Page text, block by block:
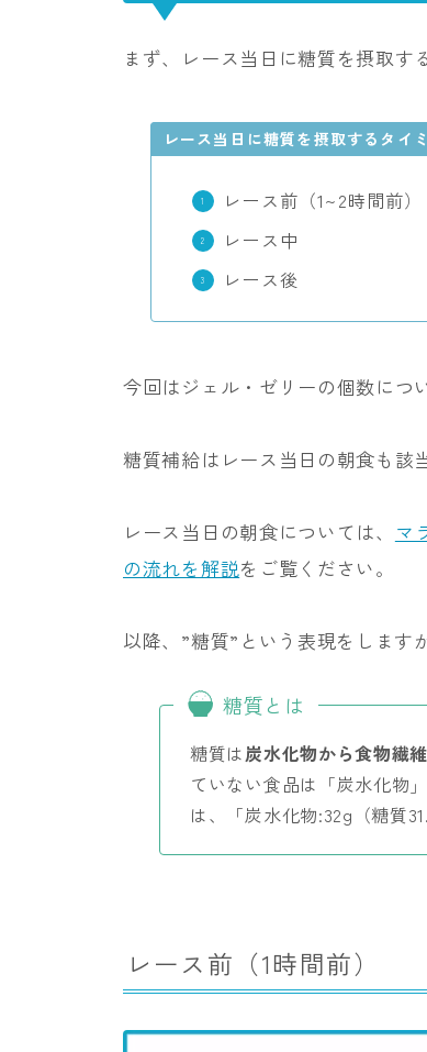
まず、レース当日に糖質を摂取す
レース当日に糖質を摂取するタイ
レース前（1~2時間前）
レース中
レース後
今回はジェル・ゼリーの個数につ
糖質補給はレース当日の朝食も該
レース当日の朝食については、 マ
の流れを解説をご覧ください。
以降、”糖質”という表現をします
糖質とは
糖質は炭水化物から食物繊
ていない食品は「炭水化物
は、「炭水化物:32g（糖質
レース前（1時間前）